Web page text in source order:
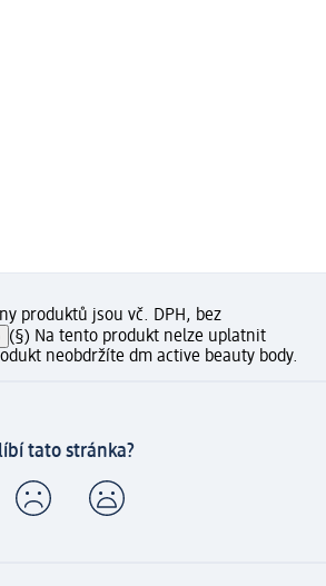
produktů jsou vč. DPH, bez
(§) Na tento produkt nelze uplatnit
neobdržíte dm active beauty body.
tato stránka?